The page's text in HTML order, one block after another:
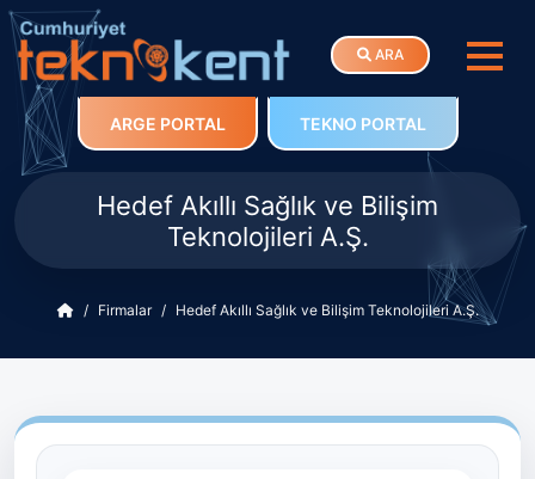
ARA
ARGE PORTAL TEKNO PORTAL
Hedef Akıllı Sağlık ve Bilişim
Teknolojileri A.Ş.
Firmalar Hedef Akıllı Sağlık ve Bilişim Teknolojileri A.Ş.